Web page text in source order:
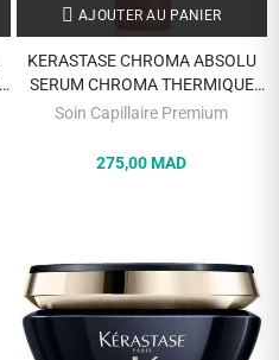
AJOUTER AU PANIER
KERASTASE CHROMA ABSOLU
SERUM CHROMA THERMIQUE
150 ML
Soin Capillaire Premium
275,00 MAD